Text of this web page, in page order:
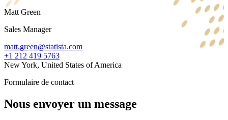
Matt Green
Sales Manager
matt.green@statista.com
+1 212 419 5763
New York, United States of America
Formulaire de contact
Nous envoyer un message